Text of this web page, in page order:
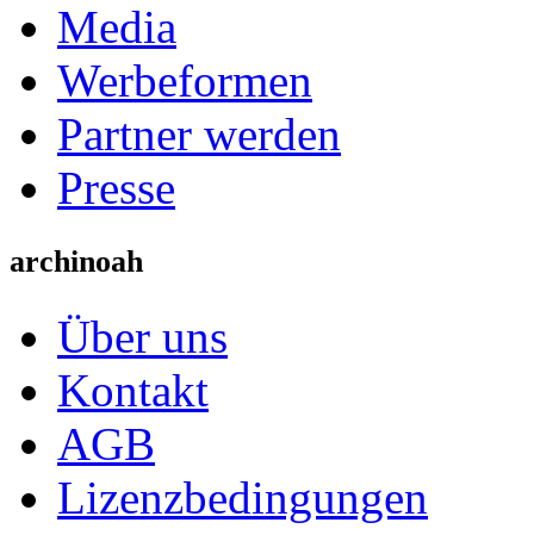
Media
Werbeformen
Partner werden
Presse
archinoah
Über uns
Kontakt
AGB
Lizenzbedingungen